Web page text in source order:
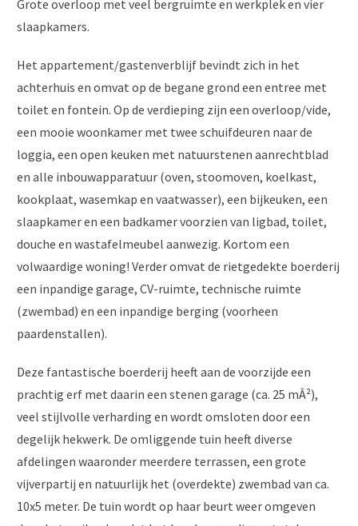
Grote overloop met veel bergruimte en werkplek en vier
slaapkamers.
Het appartement/gastenverblijf bevindt zich in het
achterhuis en omvat op de begane grond een entree met
toilet en fontein. Op de verdieping zijn een overloop/vide,
een mooie woonkamer met twee schuifdeuren naar de
loggia, een open keuken met natuurstenen aanrechtblad
en alle inbouwapparatuur (oven, stoomoven, koelkast,
kookplaat, wasemkap en vaatwasser), een bijkeuken, een
slaapkamer en een badkamer voorzien van ligbad, toilet,
douche en wastafelmeubel aanwezig. Kortom een
volwaardige woning! Verder omvat de rietgedekte boerderij
een inpandige garage, CV-ruimte, technische ruimte
(zwembad) en een inpandige berging (voorheen
paardenstallen).
Deze fantastische boerderij heeft aan de voorzijde een
prachtig erf met daarin een stenen garage (ca. 25 mÂ²),
veel stijlvolle verharding en wordt omsloten door een
degelijk hekwerk. De omliggende tuin heeft diverse
afdelingen waaronder meerdere terrassen, een grote
vijverpartij en natuurlijk het (overdekte) zwembad van ca.
10x5 meter. De tuin wordt op haar beurt weer omgeven